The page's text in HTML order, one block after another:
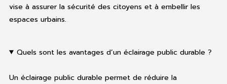
vise à assurer la sécurité des citoyens et à embellir les
espaces urbains.
Quels sont les avantages d’un éclairage public durable ?
Un éclairage public durable permet de réduire la